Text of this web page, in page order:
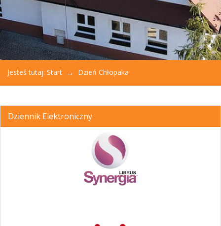
Jesteś tutaj: Start Dzień Chłopaka
Dziennik Elektroniczny